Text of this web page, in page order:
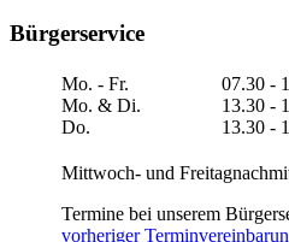
Bürgerservice
Mo. - Fr.
Mo. & Di.
Do.
07.30 -
13.30 -
13.30 -
Mittwoch- und
Termine bei unserem
vorheriger